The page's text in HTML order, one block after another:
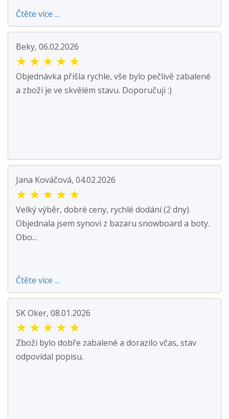
Čtěte více ...
Beky, 06.02.2026
★ ★ ★ ★ ★
Objednávka přišla rychle, vše bylo pečlivě zabalené
a zboží je ve skvělém stavu. Doporučuji :)
Jana Kováčová, 04.02.2026
★ ★ ★ ★ ★
Velký výběr, dobré ceny, rychlé dodání (2 dny).
Objednala jsem synovi z bazaru snowboard a boty.
Obo...
Čtěte více ...
SK Oker, 08.01.2026
★ ★ ★ ★ ★
Zboží bylo dobře zabalené a dorazilo včas, stav
odpovídal popisu.